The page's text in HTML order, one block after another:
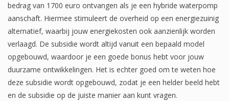
bedrag van 1700 euro ontvangen als je een hybride waterpomp
aanschaft. Hiermee stimuleert de overheid op een energiezuinig
alternatief, waarbij jouw energiekosten ook aanzienlijk worden
verlaagd. De subsidie wordt altijd vanuit een bepaald model
opgebouwd, waardoor je een goede bonus hebt voor jouw
duurzame ontwikkelingen. Het is echter goed om te weten hoe
deze subsidie wordt opgebouwd, zodat je een helder beeld hebt
en de subsidie op de juiste manier aan kunt vragen.